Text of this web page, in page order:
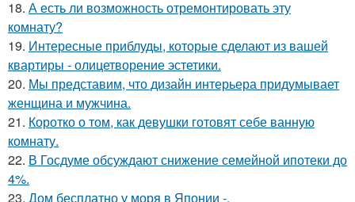
18. А есть ли возможность отремонтировать эту
комнату?
19. Интересные приблуды, которые сделают из вашей
квартиры - олицетворение эстетики.
20. Мы представим, что дизайн интерьера придумывает
женщина и мужчина.
21. Коротко о том, как девушки готовят себе ванную
комнату.
22. В Госдуме обсуждают снижение семейной ипотеки до
4%.
23. Дом бесплатно у моря в Японии -.